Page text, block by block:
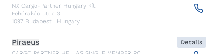
NX Cargo-Partner Hungary Kft.
Fehérakác utca 3
1097 Budapest , Hungary
Piraeus Details